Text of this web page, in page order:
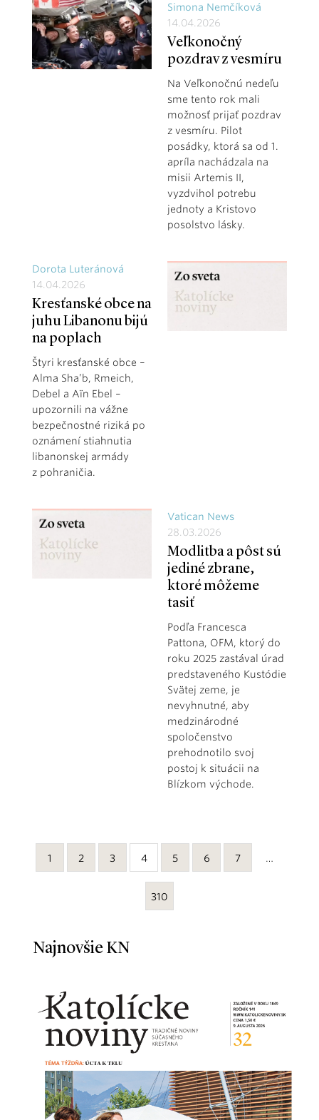
Simona Nemčíková
14.04.2026
Veľkonočný
pozdrav z vesmíru
Na Veľkonočnú nedeľu
sme tento rok mali
možnosť prijať pozdrav
z vesmíru. Pilot
posádky, ktorá sa od 1.
apríla nachádzala na
misii Artemis II,
vyzdvihol potrebu
jednoty a Kristovo
posolstvo lásky.
Dorota Luteránová
14.04.2026
Kresťanské obce na
juhu Libanonu bijú
na poplach
Štyri kresťanské obce –
Alma Sha’b, Rmeich,
Debel a Aïn Ebel –
upozornili na vážne
bezpečnostné riziká po
oznámení stiahnutia
libanonskej armády
z pohraničia.
Vatican News
28.03.2026
Modlitba a pôst sú
jediné zbrane,
ktoré môžeme
tasiť
Podľa Francesca
Pattona, OFM, ktorý do
roku 2025 zastával úrad
predstaveného Kustódie
Svätej zeme, je
nevyhnutné, aby
medzinárodné
spoločenstvo
prehodnotilo svoj
postoj k situácii na
Blízkom východe.
1 2 3 4 5 6 7 …
310
Najnovšie KN